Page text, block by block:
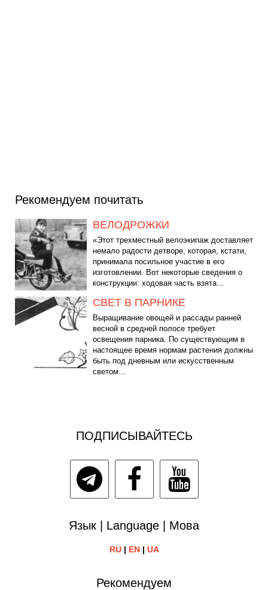
Рекомендуем почитать
ВЕЛОДРОЖКИ
«Этот трехместный велоэкипаж доставляет
немало радости детворе, которая, кстати,
принимала посильное участие в его
изготовлении. Вот некоторые сведения о
конструкции: ходовая часть взята...
СВЕТ В ПАРНИКЕ
Выращивание овощей и рассады ранней
весной в средней полосе требует
освещения парника. По существующим в
настоящее время нормам растения должны
быть под дневным или искусственным
светом...
ПОДПИСЫВАЙТЕСЬ
Язык | Language | Мова
RU| EN| UA
Рекомендуем